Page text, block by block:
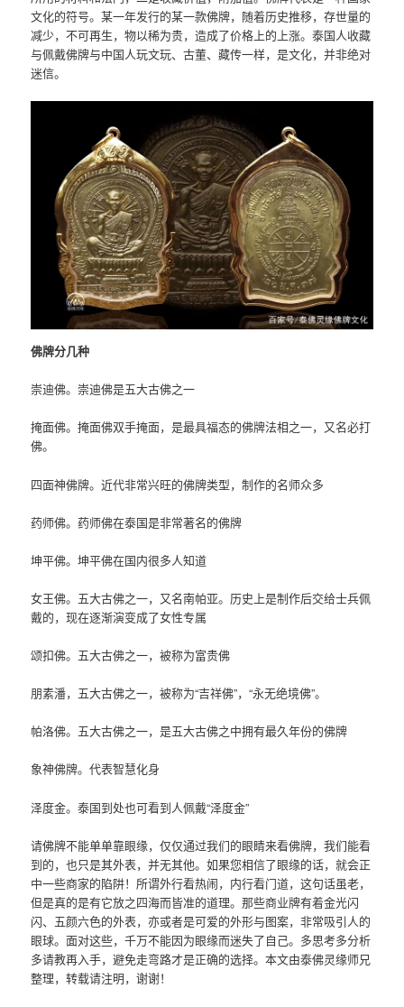
文化的符号。某一年发行的某一款佛牌，随着历史推移，存世量的
减少，不可再生，物以稀为贵，造成了价格上的上涨。泰国人收藏
与佩戴佛牌与中国人玩文玩、古董、藏传一样，是文化，并非绝对
迷信。
佛牌分几种
崇迪佛。崇迪佛是五大古佛之一
掩面佛。掩面佛双手掩面，是最具福态的佛牌法相之一，又名必打
佛。
四面神佛牌。近代非常兴旺的佛牌类型，制作的名师众多
药师佛。药师佛在泰国是非常著名的佛牌
坤平佛。坤平佛在国内很多人知道
女王佛。五大古佛之一，又名南帕亚。历史上是制作后交给士兵佩
戴的，现在逐渐演变成了女性专属
颂扣佛。五大古佛之一，被称为富贵佛
朋素潘，五大古佛之一，被称为“吉祥佛”，“永无绝境佛”。
帕洛佛。五大古佛之一，是五大古佛之中拥有最久年份的佛牌
象神佛牌。代表智慧化身
泽度金。泰国到处也可看到人佩戴“泽度金”
请佛牌不能单单靠眼缘，仅仅通过我们的眼睛来看佛牌，我们能看
到的，也只是其外表，并无其他。如果您相信了眼缘的话，就会正
中一些商家的陷阱！所谓外行看热闹，内行看门道，这句话虽老，
但是真的是有它放之四海而皆准的道理。那些商业牌有着金光闪
闪、五颜六色的外表，亦或者是可爱的外形与图案，非常吸引人的
眼球。面对这些，千万不能因为眼缘而迷失了自己。多思考多分析
多请教再入手，避免走弯路才是正确的选择。本文由泰佛灵缘师兄
整理，转载请注明，谢谢！